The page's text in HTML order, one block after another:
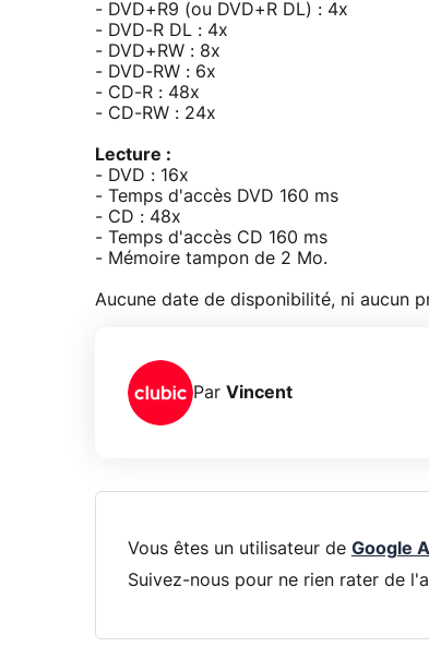
- DVD+R9 (ou DVD+R DL) : 4x
- DVD-R DL : 4x
- DVD+RW : 8x
- DVD-RW : 6x
- CD-R : 48x
- CD-RW : 24x
Lecture :
- DVD : 16x
- Temps d'accès DVD 160 ms
- CD : 48x
- Temps d'accès CD 160 ms
- Mémoire tampon de 2 Mo.
Aucune date de disponibilité, ni aucun
Par Vincent
Vous êtes un utilisateur de Google
Suivez-nous pour ne rien rater de